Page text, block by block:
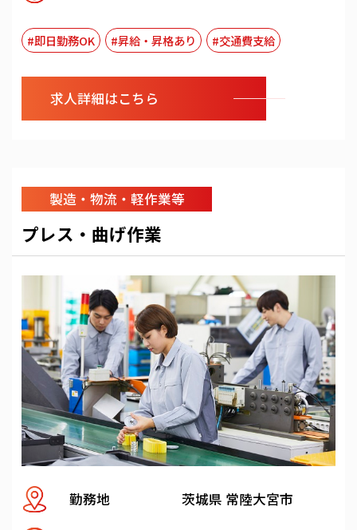
#即日勤務OK #昇給・昇格あり #交通費支給
求人詳細はこちら
製造・物流・軽作業等
プレス・曲げ作業
勤務地 茨城県 常陸大宮市